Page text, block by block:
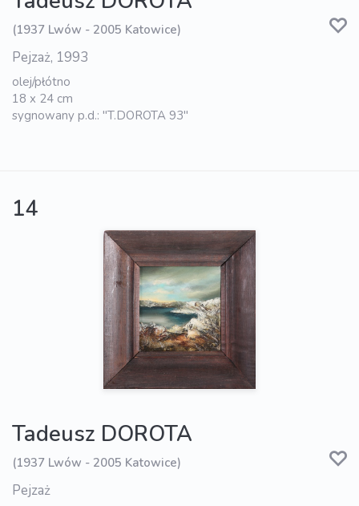
(1937 Lwów - 2005 Katowice)
Pejzaż, 1993
olej/płótno
18 x 24 cm
sygnowany p.d.: "T.DOROTA 93"
14
Tadeusz DOROTA
(1937 Lwów - 2005 Katowice)
Pejzaż